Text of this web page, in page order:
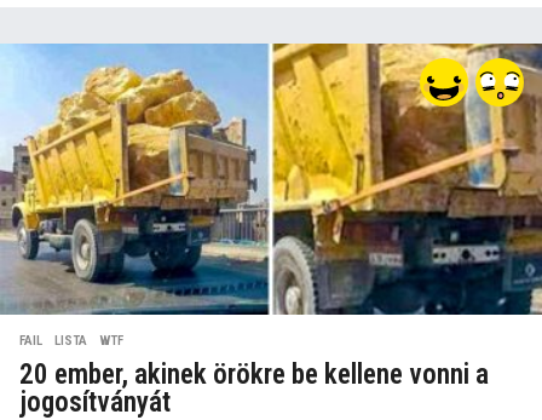
FAIL ,LISTA ,WTF
20 ember, akinek örökre be kellene vonni a
jogosítványát